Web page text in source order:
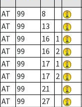
AT 99 8
AT
99 13
AT
99 16 1
AT
99 16 2
AT
99 17 1
AT
99 17 2
AT
99 21
AT
99 27